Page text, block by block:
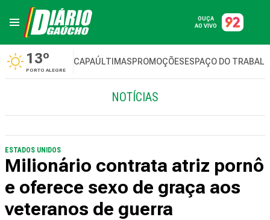
OUÇA
AO VIVO
13º
PORTO ALEGRE
CAPAÚLTIMASPROMOÇÕESESPAÇO DO
NOTÍCIAS
ESTADOS UNIDOS
Milionário contrata atriz pornô
e oferece sexo de graça aos
veteranos de guerra